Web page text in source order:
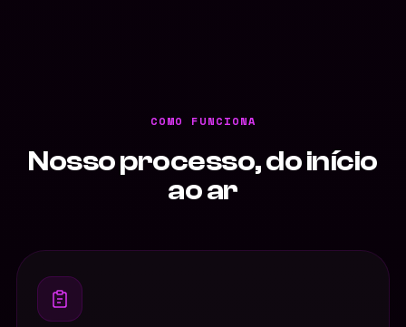
COMO FUNCIONA
Nosso processo, do início
ao ar